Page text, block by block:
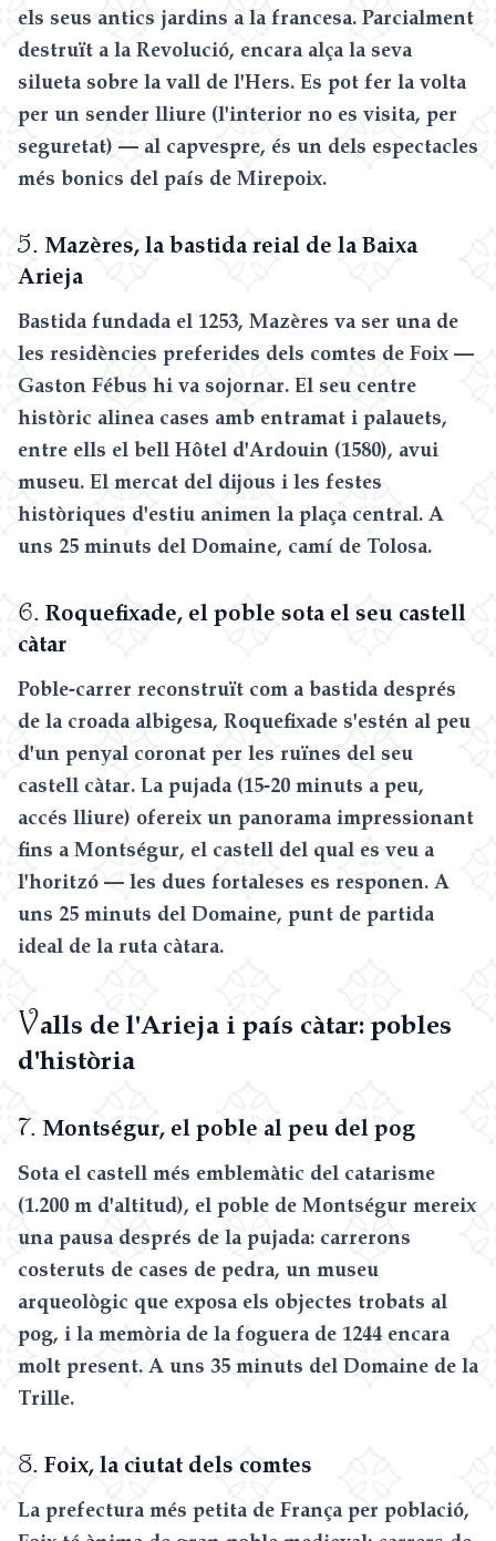
els seus antics jardins a la francesa. Parcialment
destruït a la Revolució, encara alça la seva
silueta sobre la vall de l'Hers. Es pot fer la volta
per un sender lliure (l'interior no es visita, per
seguretat) — al capvespre, és un dels espectacles
més bonics del país de Mirepoix.
5. Mazères, la bastida reial de la Baixa
Arieja
Bastida fundada el 1253, Mazères va ser una de
les residències preferides dels comtes de Foix —
Gaston Fébus hi va sojornar. El seu centre
històric alinea cases amb entramat i palauets,
entre ells el bell Hôtel d'Ardouin (1580), avui
museu. El mercat del dijous i les festes
històriques d'estiu animen la plaça central. A
uns 25 minuts del Domaine, camí de Tolosa.
6. Roquefixade, el poble sota el seu castell
càtar
Poble-carrer reconstruït com a bastida després
de la croada albigesa, Roquefixade s'estén al peu
d'un penyal coronat per les ruïnes del seu
castell càtar. La pujada (15-20 minuts a peu,
accés lliure) ofereix un panorama impressionant
fins a Montségur, el castell del qual es veu a
l'horitzó — les dues fortaleses es responen. A
uns 25 minuts del Domaine, punt de partida
ideal de la ruta càtara.
Valls de l'Arieja i país càtar: pobles
d'història
7. Montségur, el poble al peu del pog
Sota el castell més emblemàtic del catarisme
(1.200 m d'altitud), el poble de Montségur mereix
una pausa després de la pujada: carrerons
costeruts de cases de pedra, un museu
arqueològic que exposa els objectes trobats al
pog, i la memòria de la foguera de 1244 encara
molt present. A uns 35 minuts del Domaine de la
Trille.
8. Foix, la ciutat dels comtes
La prefectura més petita de França per població,